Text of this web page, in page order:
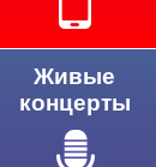
Живые
концерты